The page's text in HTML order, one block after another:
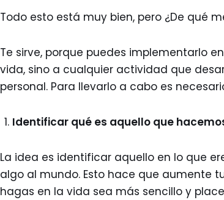
Todo esto está muy bien, pero ¿De qué
Te sirve, porque puedes implementarlo
vida, sino a cualquier actividad que
personal. Para llevarlo a cabo es
Identificar qué es aquello que
La idea es identificar aquello en lo que
algo al mundo. Esto hace que aumente
hagas en la vida sea más sencillo y